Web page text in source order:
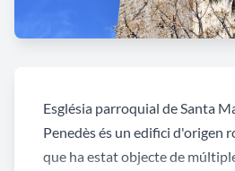
Església parroquial de Santa
Penedès és un edifici d'origen
que ha estat objecte de